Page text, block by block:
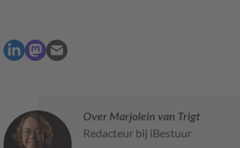
Over Marjolein van Trigt
Redacteur bij iBestuur